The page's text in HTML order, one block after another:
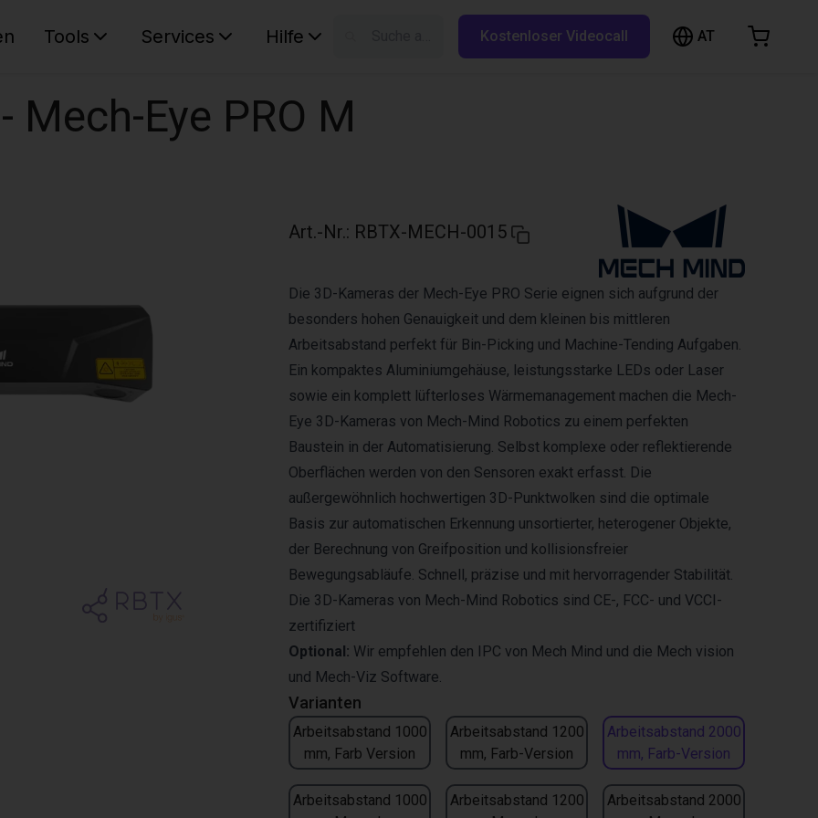
Tools Services Hilfe Kostenloser Videocall AT
Mech-Eye PRO M
Art.-Nr.: RBTX-MECH-0015
Varianten
Arbeitsabstand 1000
mm, Farb Version
Arbeitsabstand 1200
mm, Farb-Version
Arbeitsabstand 2000
mm, Farb-Version
Arbeitsabstand 1000
Arbeitsabstand 1200
Arbeitsabstand 2000
Die 3D-Kameras der Mech-Eye PRO Serie eignen sich aufgrund der
besonders hohen Genauigkeit und dem kleinen bis mittleren
Arbeitsabstand perfekt für Bin-Picking und Machine-Tending Aufgaben.
Ein kompaktes Aluminiumgehäuse, leistungsstarke LEDs oder Laser
sowie ein komplett lüfterloses Wärmemanagement machen die Mech-
Eye 3D-Kameras von Mech-Mind Robotics zu einem perfekten
Baustein in der Automatisierung. Selbst komplexe oder reflektierende
Oberflächen werden von den Sensoren exakt erfasst. Die
außergewöhnlich hochwertigen 3D-Punktwolken sind die optimale
Basis zur automatischen Erkennung unsortierter, heterogener Objekte,
der Berechnung von Greifposition und kollisionsfreier
Bewegungsabläufe. Schnell, präzise und mit hervorragender Stabilität.
Die 3D-Kameras von Mech-Mind Robotics sind CE-, FCC- und VCCI-
zertifiziert
Optional: Wir empfehlen den IPC von Mech Mind und die Mech vision
und Mech-Viz Software.